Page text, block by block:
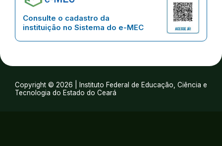
Consulte o cadastro da
instituição no Sistema do e-MEC
Copyright © 2026 | Instituto Federal de Educação, Ciência e
Tecnologia do Estado do Ceará